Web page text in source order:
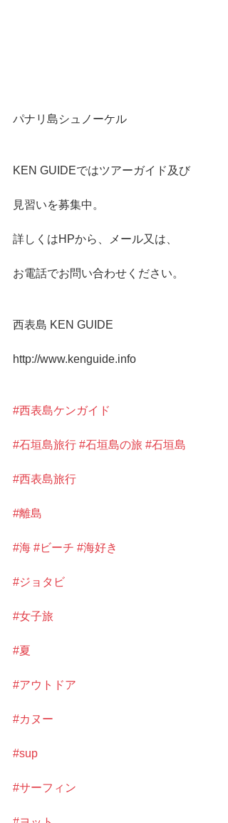
パナリ島シュノーケル
KEN GUIDEではツアーガイド及び
見習いを募集中。
詳しくはHPから、メール又は、
お電話でお問い合わせください。
西表島 KEN GUIDE
http://www.kenguide.info
#西表島ケンガイド
#石垣島旅行 #石垣島の旅 #石垣島
#西表島旅行
#離島
#海 #ビーチ #海好き
#ジョタビ
#女子旅
#夏
#アウトドア
#カヌー
#sup
#サーフィン